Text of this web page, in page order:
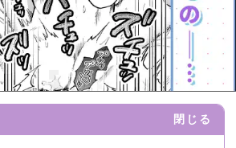
閉じる